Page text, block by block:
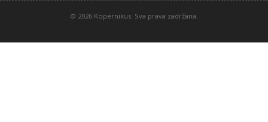
© 2026 Kopernikus. Sva prava zadržana.